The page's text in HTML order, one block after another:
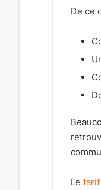
De ce
Le tarif